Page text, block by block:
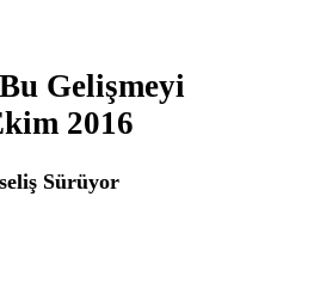
Gelişmeyi
2016
Sürüyor